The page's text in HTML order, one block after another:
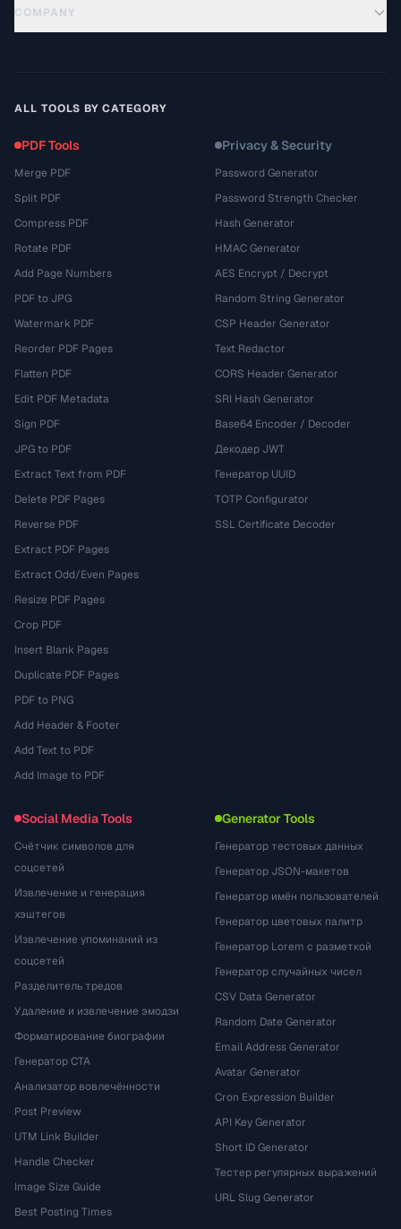
COMPANY
ALL TOOLS BY CATEGORY
PDF Tools
Merge PDF
Split PDF
Compress PDF
Rotate PDF
Add Page Numbers
PDF to JPG
Watermark PDF
Reorder PDF Pages
Flatten PDF
Edit PDF Metadata
Sign PDF
JPG to PDF
Extract Text from PDF
Delete PDF Pages
Reverse PDF
Extract PDF Pages
Extract Odd/Even Pages
Resize PDF Pages
Crop PDF
Insert Blank Pages
Duplicate PDF Pages
PDF to PNG
Add Header & Footer
Add Text to PDF
Add Image to PDF
Privacy & Security
Password Generator
Password Strength Checker
Hash Generator
HMAC Generator
AES Encrypt / Decrypt
Random String Generator
CSP Header Generator
Text Redactor
CORS Header Generator
SRI Hash Generator
Base64 Encoder / Decoder
Декодер JWT
Генератор UUID
TOTP Configurator
SSL Certificate Decoder
Social Media Tools
Счётчик символов для
соцсетей
Извлечение и генерация
хэштегов
Извлечение упоминаний из
соцсетей
Разделитель тредов
Удаление и извлечение эмодзи
Форматирование биографии
Генератор CTA
Анализатор вовлечённости
Post Preview
UTM Link Builder
Handle Checker
Image Size Guide
Best Posting Times
Generator Tools
Генератор тестовых данных
Генератор JSON-макетов
Генератор имён пользователей
Генератор цветовых палитр
Генератор Lorem с разметкой
Генератор случайных чисел
CSV Data Generator
Random Date Generator
Email Address Generator
Avatar Generator
Cron Expression Builder
API Key Generator
Short ID Generator
Тестер регулярных выражений
URL Slug Generator